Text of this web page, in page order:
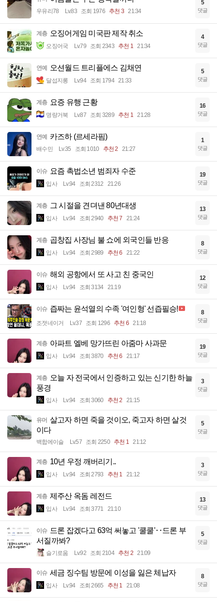
우유리78 Lv.83 조회 1976 추천 3 21:34
5
댓글
계층 오징어게임 미국판 제작 취소
오징어국 Lv.79 조회 2343 추천 1 21:34
4
댓글
연예 오션월드 트리플에스 김채연
달섭지롱 Lv.94 조회 1794 21:33
5
댓글
계층 요증 유행 근황
명량거북 Lv.87 조회 3289 추천 1 21:28
16
댓글
연예 카즈하 (르세라핌)
배수민 Lv.35 조회 1010 추천 2 21:27
1
댓글
이슈 요즘 촉법소년 범죄자 수준
입사 Lv.94 조회 2312 21:26
19
댓글
계층 그 시절을 견뎌낸 80년대생
입사 Lv.94 조회 2940 추천 7 21:24
13
댓글
계층 곱창집 사장님 불 쇼에 외국인들 반응
입사 Lv.94 조회 2989 추천 6 21:22
8
댓글
이슈 해외 공항에서 또 사고 친 중국인
입사 Lv.94 조회 3134 21:19
12
댓글
이슈 즙짜는 윤석열의 수족 '여인형' 선즙필승!
조졋네이거 Lv.37 조회 1296 추천 6 21:18
8
댓글
계층 아파트 엘베 망가뜨린 아줌마 사과문
입사 Lv.94 조회 3870 추천 6 21:17
19
댓글
계층 오늘 자 전국에서 인증하고 있는 신기한 하늘
풍경
입사 Lv.94 조회 3060 추천 2 21:15
3
댓글
유머 살고자 하면 죽을 것이오, 죽고자 하면 살것
이다
백합에이슬 Lv.57 조회 2250 추천 1 21:12
5
댓글
계층 10년 우정 깨버리기..
입사 Lv.94 조회 2793 추천 1 21:12
3
댓글
계층 제주산 옥돔 레전드
입사 Lv.94 조회 3771 21:10
13
댓글
이슈 드론 잡겠다고 63억 써놓고 '쿨쿨'‥드론 부
서질까봐?
슬기로움 Lv.92 조회 2104 추천 2 21:09
5
댓글
이슈 세금 징수팀 방문에 이성을 잃은 체납자
입사 Lv.94 조회 2665 추천 1 21:08
8
댓글